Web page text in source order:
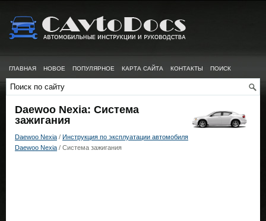
ГЛАВНАЯ НОВОЕ ПОПУЛЯРНОЕ КАРТА САЙТА КОНТАКТЫ ПОИСК
Daewoo Nexia: Система
зажигания
Daewoo Nexia / Инструкция по эксплуатации автомобиля
Daewoo Nexia / Система зажигания